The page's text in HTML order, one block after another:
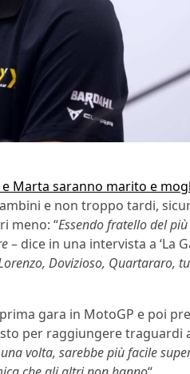
e Marta saranno marito e
e non troppo tardi,
meno: “Essendo fratello del
– dice in una intervista a ‘La
Dovizioso, Quartararo,
gara in MotoGP e poi
per raggiungere traguardi
volta, sarebbe più facile